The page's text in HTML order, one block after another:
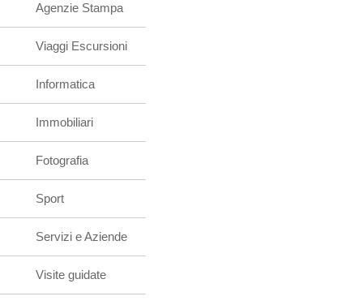
Agenzie Stampa
Viaggi Escursioni
Informatica
Immobiliari
Fotografia
Sport
Servizi e Aziende
Visite guidate